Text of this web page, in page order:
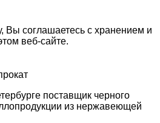
Вы соглашаетесь с хранением и
веб-сайте.
поставщик черного
из нержавеющей